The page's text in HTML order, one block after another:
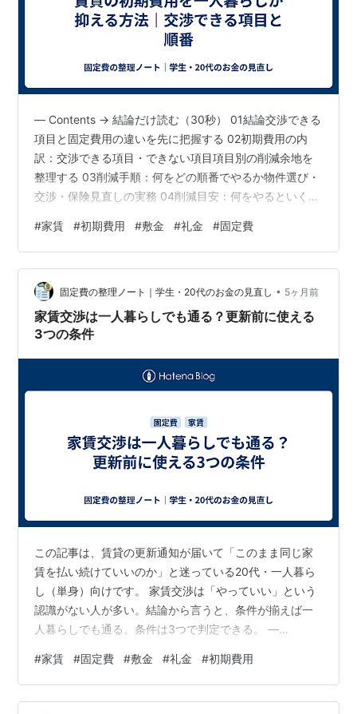
— Contents → 結論だけ読む（30秒） 01結論交渉できる
項目と固定費用の違いを先に把握する 02初期費用の内
訳：交渉できる項目・できない項目項目別の削減余地を
整理する 03削減手順：何をどの順番でやるか物件選び・
交渉・保険見直しの実務 04削減目安：何をやるといくら
解「礼金は払うもの」「仲介手数料は固定」を切る 06行
動基準：引越し前に今日確認する手順物件探しから契約
までの削減チェック この記事は、引越し先が決まりそう
だが初期費用の見積もりが高くて何か削れないか確認し
たい20代・一人暮らし（単身）向けです。 初期費用は
「全部払わ…
#家賃 #初期費用 #敷金 #礼金 #固定費
固定費の整理ノート｜学生・20代のお金の見直し • 5ヶ月前
家賃交渉は一人暮らしでも通る？更新前に使える
3つの条件
この記事は、賃貸の更新通知が届いて「このまま同じ家
賃を払い続けていいのか」と迷っている20代・一人暮ら
し（単身）向けです。 家賃交渉は「やっていい」という
認識がない人が多い。結論から言うと、条件が揃えば一
人暮らしでも通る。条件は3つで判定できる。 —
ば交渉する価値がある 02 なぜ交渉できるのか：貸主側の
論理空室リスクの数字を理解してから話す 03 交渉が通
りやすい3条件：判定チェック築年数・相場差・空室の3
#家賃 #固定費 #敷金 #礼金 #初期費用